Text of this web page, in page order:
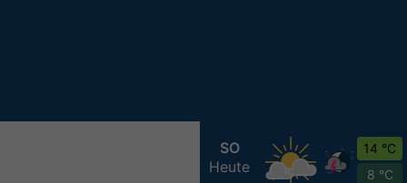
SO
Heute
14 °C
8 °C